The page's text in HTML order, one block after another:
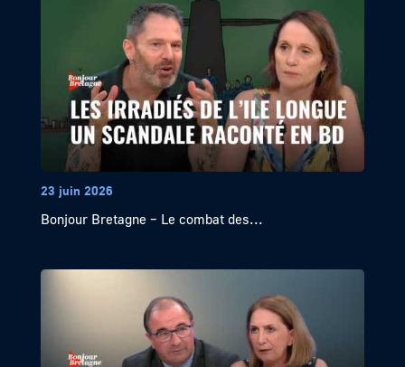
23 juin 2026
Bonjour Bretagne – Le combat des...